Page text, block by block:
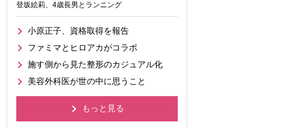
登坂絵莉、4歳長男とランニング
小原正子、資格取得を報告
ファミマとヒロアカがコラボ
施す側から見た整形のカジュアル化
美容外科医が世の中に思うこと
もっと見る